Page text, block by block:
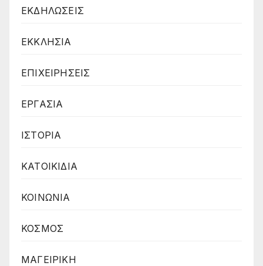
ΕΚΔΗΛΩΣΕΙΣ
ΕΚΚΛΗΣΙΑ
ΕΠΙΧΕΙΡΗΣΕΙΣ
ΕΡΓΑΣΙΑ
ΙΣΤΟΡΙΑ
ΚΑΤΟΙΚΙΔΙΑ
ΚΟΙΝΩΝΙΑ
ΚΟΣΜΟΣ
ΜΑΓΕΙΡΙΚΗ